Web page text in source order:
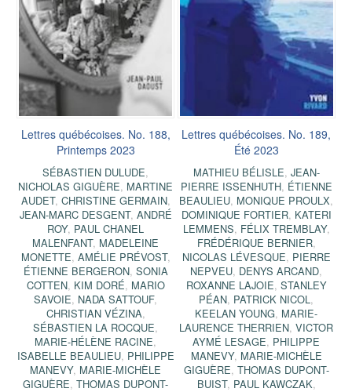
Lettres québécoises. No. 188,
Printemps 2023
SÉBASTIEN DULUDE,
NICHOLAS GIGUÈRE, MARTINE
AUDET, CHRISTINE GERMAIN,
JEAN-MARC DESGENT, ANDRÉ
ROY, PAUL CHANEL
MALENFANT, MADELEINE
MONETTE, AMÉLIE PRÉVOST,
ÉTIENNE BERGERON, SONIA
COTTEN, KIM DORÉ, MARIO
SAVOIE, NADA SATTOUF,
CHRISTIAN VÉZINA,
SÉBASTIEN LA ROCQUE,
MARIE-HÉLÈNE RACINE,
ISABELLE BEAULIEU, PHILIPPE
MANEVY, MARIE-MICHÈLE
GIGUÈRE,THOMAS DUPONT-
Lettres québécoises. No. 189,
Été 2023
MATHIEU BÉLISLE, JEAN-
PIERRE ISSENHUTH, ÉTIENNE
BEAULIEU, MONIQUE PROULX,
DOMINIQUE FORTIER, KATERI
LEMMENS, FÉLIX TREMBLAY,
FRÉDÉRIQUE BERNIER,
NICOLAS LÉVESQUE, PIERRE
NEPVEU, DENYS ARCAND,
ROXANNE LAJOIE, STANLEY
PÉAN, PATRICK NICOL,
KEELAN YOUNG, MARIE-
LAURENCE THERRIEN,VICTOR
AYMÉ LESAGE, PHILIPPE
MANEVY, MARIE-MICHÈLE
GIGUÈRE, THOMAS DUPONT-
BUIST, PAUL KAWCZAK,